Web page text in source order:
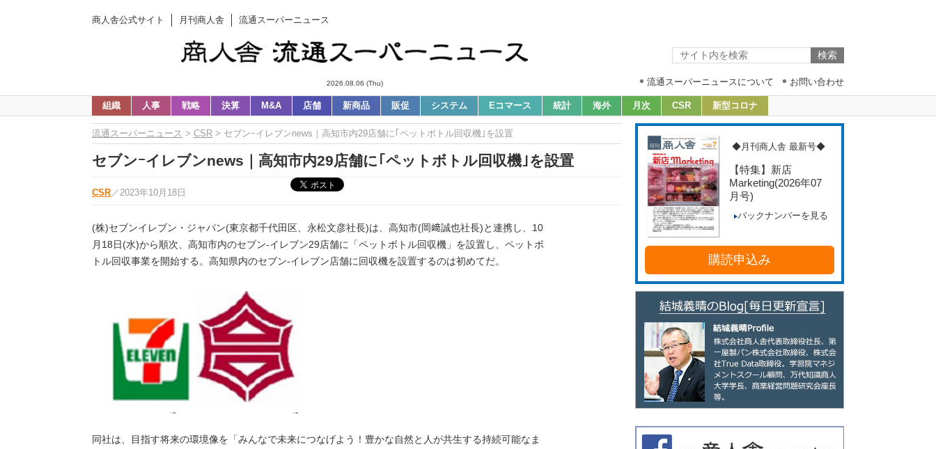
商人舎公式サイト 月刊商人舎 流通スーパーニュース
2026.08.06 (Thu) 流通スーパーニュースについて お問い合わせ
組織 人事 戦略 決算 M&A 店舗 新商品 販促 システム Eコマース 統計 海外 月次 CSR 新型コロナ
流通スーパーニュース > CSR > セブンｰイレブンnews｜高知市内29店舗に｢ペットボトル回収機｣を設置
セブンｰイレブンnews｜高知市内29店舗に｢ペットボトル回収機｣を設置
CSR ／ 2023年10月18日
(株)セブンイレブン・ジャパン(東京都千代田区、永松文彦社長)は、高知市(岡﨑誠也社長)と連携し、10
月18日(水)から順次、高知市内のセブン‐イレブン29店舗に「ペットボトル回収機」を設置し、ペットボ
トル回収事業を開始する。高知県内のセブン‐イレブン店舗に回収機を設置するのは初めてだ。
同社は、目指す将来の環境像を「みんなで未来につなげよう！豊かな自然と人が共生する持続可能なま
◆月刊商人舎 最新号◆
【特集】新店
Marketing(2026年07
月号)
バックナンバーを見る
購読申込み